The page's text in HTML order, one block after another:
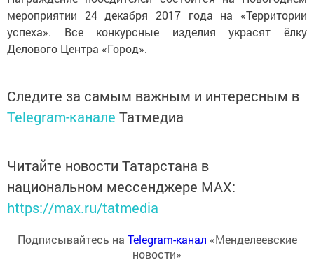
мероприятии 24 декабря 2017 года на «Территории
успеха». Все конкурсные изделия украсят ёлку
Делового Центра «Город».
Следите за самым важным и интересным в
Telegram-канале Татмедиа
Читайте новости Татарстана в
национальном мессенджере MАХ:
https://max.ru/tatmedia
Подписывайтесь на Telegram-канал «Менделеевские
новости»